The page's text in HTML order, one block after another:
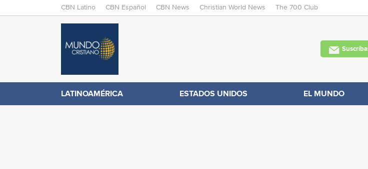
Skip
M
N
E
CBN Latino CBN Español CBN News Christian World News The 700 Club
C
B
N
.
LATINOAMÉRICA ESTADOS UNIDOS EL MUNDO